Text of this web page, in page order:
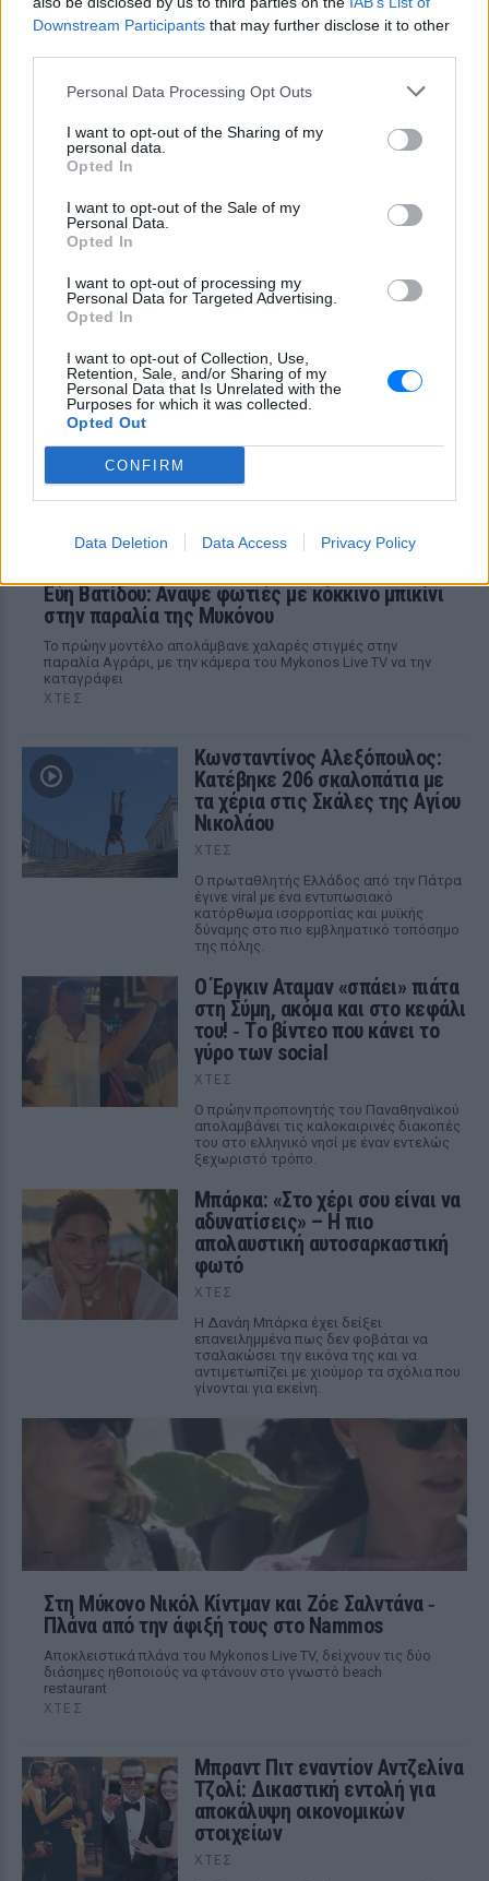
Downstream Participants that may further disclose it to other
Personal Data Processing Opt Outs
I want to opt-out of the Sharing of my
personal data.
Opted In
I want to opt-out of the Sale of my
Personal Data.
Opted In
I want to opt-out of processing my
Personal Data for Targeted Advertising.
Opted In
I want to opt-out of Collection, Use,
Retention, Sale, and/or Sharing of my
Personal Data that Is Unrelated with the
Purposes for which it was collected.
Opted Out
CONFIRM
Data Deletion Data Access Privacy Policy
Ο διάσημος κιθαρίστας απο τον
βάφτισαν
Το πραγματικό της όνομα δεν είναι Αση:
ελάχιστοι γνώριζαν
Η τέλεια ώρα, γράφει από τη
Σαντορίνη
Η ηθοποιός μοιράστηκε μία φωτογραφία
της με μαγιό από παραλία του νησιού
Εύη Βατίδου: Αναψε φωτιές με κόκκινο μπικίνι
στην παραλία της Μυκόνου
Το πρώην μοντέλο απολάμβανε χαλαρές στιγμές στην
παραλία Αγράρι, με την κάμερα του Mykonos Live TV να την
καταγράφει
ΧΤΕΣ
Κωνσταντίνος Αλεξόπουλος:
Κατέβηκε 206 σκαλοπάτια με
τα χέρια στις Σκάλες της Αγίου
Νικολάου
ΧΤΕΣ
Ο πρωταθλητής Ελλάδος από την Πάτρα
έγινε viral με ένα εντυπωσιακό
κατόρθωμα ισορροπίας και μυϊκής
δύναμης στο πιο εμβληματικό τοπόσημο
της πόλης.
Ο Έργκιν Αταμαν «σπάει» πιάτα
στη Σύμη, ακόμα και στο κεφάλι
του! ‑ Tο βίντεο που κάνει το
γύρο των social
ΧΤΕΣ
Ο πρώην προπονητής του Παναθηναϊκού
απολαμβάνει τις καλοκαιρινές διακοπές
του στο ελληνικό νησί με έναν εντελώς
ξεχωριστό τρόπο.
Μπάρκα: «Στο χέρι σου είναι να
αδυνατίσεις» – Η πιο
απολαυστική αυτοσαρκαστική
φωτό
ΧΤΕΣ
Η Δανάη Μπάρκα έχει δείξει
επανειλημμένα πως δεν φοβάται να
τσαλακώσει την εικόνα της και να
αντιμετωπίζει με χιούμορ τα σχόλια που
γίνονται για εκείνη.
Στη Μύκονο Νικόλ Κίντμαν και Ζόε Σαλντάνα ‑
Πλάνα από την άφιξή τους στο Nammos
Αποκλειστικά πλάνα του Mykonos Live TV, δείχνουν τις δύο
διάσημες ηθοποιούς να φτάνουν στο γνωστό beach
restaurant
ΧΤΕΣ
Μπραντ Πιτ εναντίον Αντζελίνα
Τζολί: Δικαστική εντολή για
αποκάλυψη οικονομικών
στοιχείων
ΧΤΕΣ